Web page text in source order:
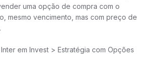
uma opção de compra com o
mesmo vencimento, mas com preço de
em Invest > Estratégia com Opções